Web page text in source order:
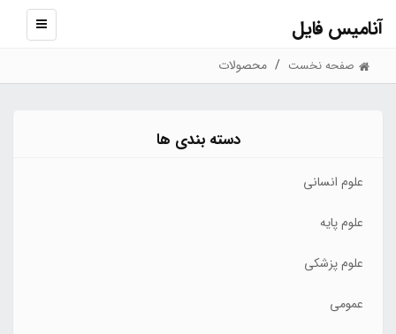
آنامیس فایل
نمایش
صفحه نخست محصولات
دسته بندی ها
علوم انسانی
علوم پایه
علوم پزشکی
عمومی